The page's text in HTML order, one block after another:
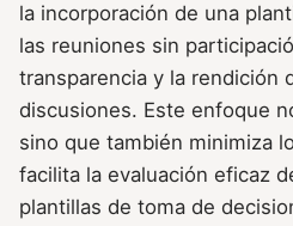
la incorporación de una
las reuniones sin
transparencia y la rendición
discusiones. Este enfoque
sino que también minimiza
facilita la evaluación eficaz
plantillas de toma de